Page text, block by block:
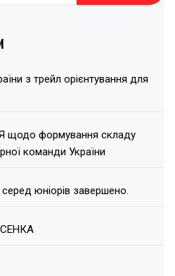
з трейл орієнтування для
формування складу
команди України
юніорів завершено.